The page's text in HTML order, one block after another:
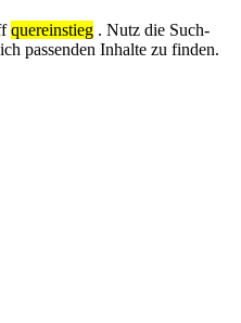
quereinstieg . Nutz die Such-
passenden Inhalte zu finden.